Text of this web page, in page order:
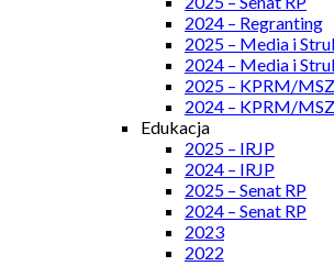
2024 – Regranting
2025 – Media i
2024 – Media i
2025 – KPRM/MSZ
2024 – KPRM/MSZ
Edukacja
2025 – IRJP
2024 – IRJP
2025 – Senat RP
2024 – Senat RP
2023
2022